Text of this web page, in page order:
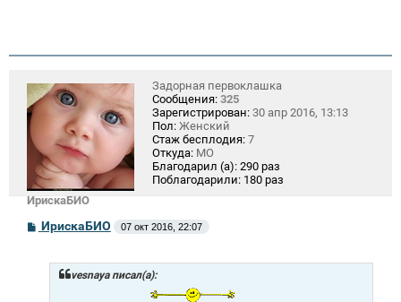
ИрискаБИО
Задорная первоклашка
Сообщения: 325
Зарегистрирован: 30 апр 2016, 13:13
Пол: Женский
Стаж бесплодия: 7
Откуда: МО
Благодарил (а): 290 раз
Поблагодарили: 180 раз
С
о
ИрискаБИО 07 окт 2016, 22:07
vesnaya писал(а):